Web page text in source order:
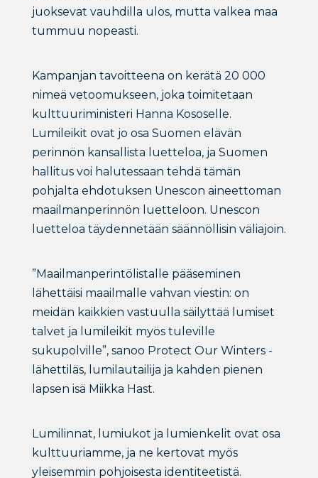
juoksevat vauhdilla ulos, mutta valkea maa
tummuu nopeasti.
Kampanjan tavoitteena on kerätä 20 000
nimeä vetoomukseen, joka toimitetaan
kulttuuriministeri Hanna Kososelle.
Lumileikit ovat jo osa Suomen elävän
perinnön kansallista luetteloa, ja Suomen
hallitus voi halutessaan tehdä tämän
pohjalta ehdotuksen Unescon aineettoman
maailmanperinnön luetteloon. Unescon
luetteloa täydennetään säännöllisin väliajoin.
”Maailmanperintölistalle pääseminen
lähettäisi maailmalle vahvan viestin: on
meidän kaikkien vastuulla säilyttää lumiset
talvet ja lumileikit myös tuleville
sukupolville”, sanoo Protect Our Winters -
lähettiläs, lumilautailija ja kahden pienen
lapsen isä Miikka Hast.
Lumilinnat, lumiukot ja lumienkelit ovat osa
kulttuuriamme, ja ne kertovat myös
yleisemmin pohjoisesta identiteetistä.